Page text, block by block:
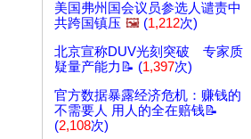
美国弗州国会议员参选人谴责中
共跨国镇压 🖼️ (1,212次)
北京宣称DUV光刻突破 专家质
疑量产能力📝 (1,397次)
官方数据暴露经济危机：赚钱的
不需要人 用人的全在赔钱📝
(2,108次)